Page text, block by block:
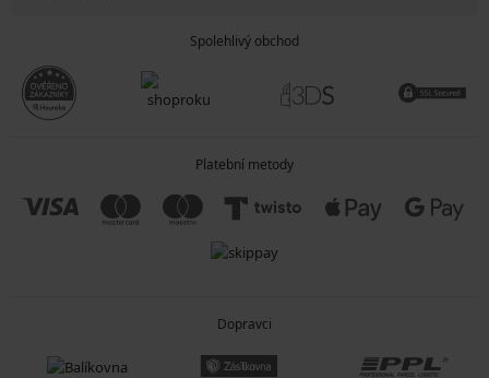
Spolehlivý obchod
Platební metody
Dopravci